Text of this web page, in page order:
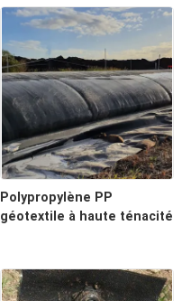
allées, aires de
stationnement et
renforcement du sol
paysager
Polypropylène PP
géotextile à haute ténacité